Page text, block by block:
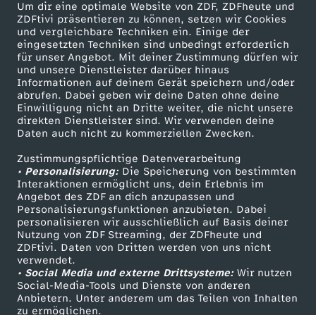
Um dir eine optimale Website von ZDF, ZDFheute und
ZDFtivi präsentieren zu können, setzen wir Cookies
und vergleichbare Techniken ein. Einige der
eingesetzten Techniken sind unbedingt erforderlich
für unser Angebot. Mit deiner Zustimmung dürfen wir
und unsere Dienstleister darüber hinaus
Informationen auf deinem Gerät speichern und/oder
abrufen. Dabei geben wir deine Daten ohne deine
Einwilligung nicht an Dritte weiter, die nicht unsere
direkten Dienstleister sind. Wir verwenden deine
Daten auch nicht zu kommerziellen Zwecken.
Zustimmungspflichtige Datenverarbeitung
• Personalisierung:Die Speicherung von bestimmten
Interaktionen ermöglicht uns, dein Erlebnis im
Angebot des ZDF an dich anzupassen und
Personalisierungsfunktionen anzubieten. Dabei
personalisieren wir ausschließlich auf Basis deiner
Nutzung von ZDF Streaming, der ZDFheute und
ZDFtivi. Daten von Dritten werden von uns nicht
verwendet.
• Social Media und externe Drittsysteme:Wir nutzen
Social-Media-Tools und Dienste von anderen
Anbietern. Unter anderem um das Teilen von Inhalten
zu ermöglichen.
E
s
s
e
n
-
T
i
p
Mehr ZDF
ZDF-Apps
Smart TV
ZDFtext
Livestreams
Sendungen A-Z
TV-Programm
Service
ZDFmitreden
Kontakt zum ZDF
Tickets
Zuschauerservice
Hilfe
ZDF Unternehmen
Karriere